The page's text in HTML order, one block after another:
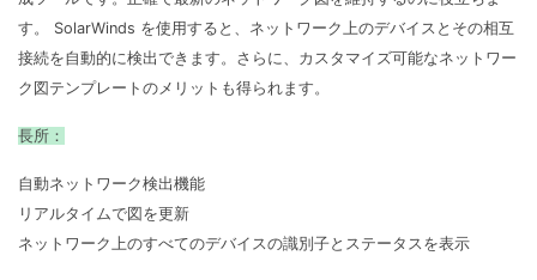
す。 SolarWinds を使用すると、ネットワーク上のデバイスとその相互
接続を自動的に検出できます。さらに、カスタマイズ可能なネットワー
ク図テンプレートのメリットも得られます。
長所：
自動ネットワーク検出機能
リアルタイムで図を更新
ネットワーク上のすべてのデバイスの識別子とステータスを表示